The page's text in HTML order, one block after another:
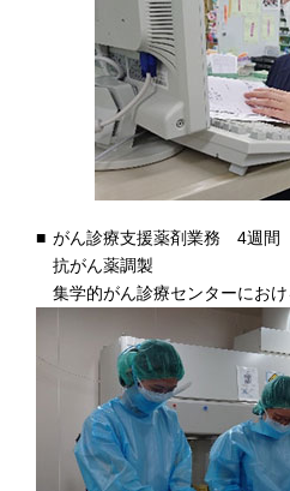
がん診療支援薬剤業務 4週間
抗がん薬調製
集学的がん診療センターにお